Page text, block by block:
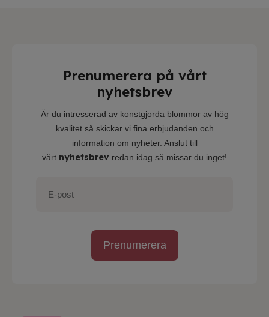
Prenumerera på vårt
nyhetsbrev
Är du intresserad av konstgjorda blommor av hög
kvalitet så skickar vi fina erbjudanden och
information om nyheter. Anslut till
vårt nyhetsbrev redan idag så missar du inget!
Prenumerera